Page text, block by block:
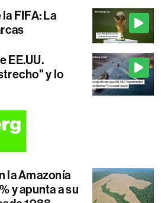
FIFA: La
EE.UU.
y lo
la Amazonía
y apunta a su